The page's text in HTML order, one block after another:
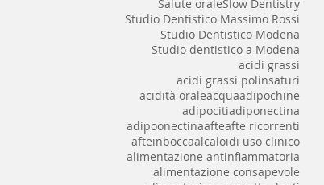
Salute oraleSlow Dentistry
Studio Dentistico Massimo Rossi
Studio Dentistico Modena
Studio dentistico a Modena
acidi grassi
acidi grassi polinsaturi
acidità oraleacquaadipochine
adipocitiadiponectina
adipoonectinaafteafte ricorrenti
afteinboccaalcaloidi uso clinico
alimentazione antinfiammatoria
alimentazione consapevole